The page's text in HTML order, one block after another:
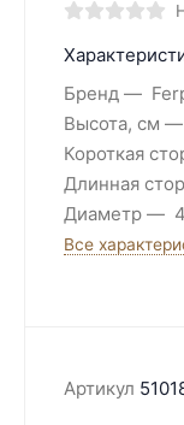
Бренд
Высота, см
Короткая
Длинная
Диаметр
Все
Артикул